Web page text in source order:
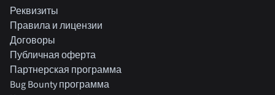
Реквизиты
Правила и лицензии
Договоры
Публичная оферта
Партнерская программа
Bug Bounty программа